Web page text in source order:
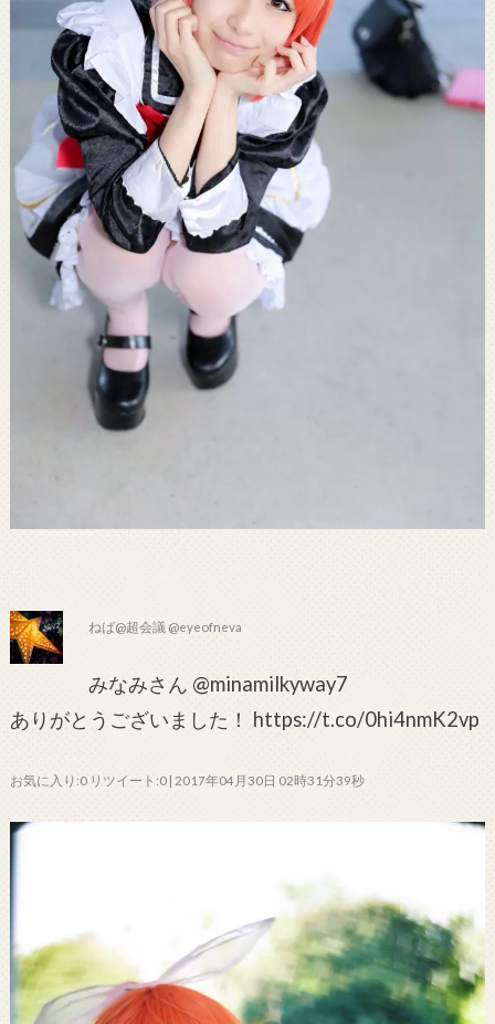
ねば@超会議 @eyeofneva
みなみさん @minamilkyway7
ありがとうございました！ https://t.co/0hi4nmK2vp
お気に入り:0 リツイート:0 | 2017年04月30日 02時31分39秒